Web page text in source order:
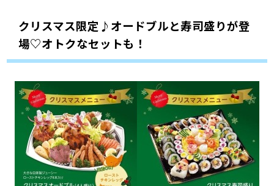
クリスマス限定♪オードブルと寿司盛りが登
場♡オトクなセットも！